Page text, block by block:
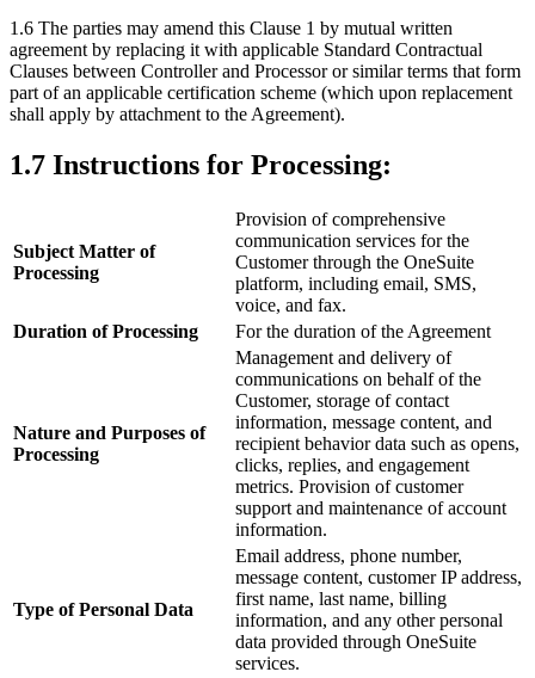
1.6 The parties may amend this Clause 1 by mutual written
agreement by replacing it with applicable Standard Contractual
Clauses between Controller and Processor or similar terms that form
part of an applicable certification scheme (which upon replacement
shall apply by attachment to the Agreement).
1.7 Instructions for Processing:
Subject Matter of
Processing
Provision of comprehensive
communication services for the
Customer through the OneSuite
platform, including email, SMS,
voice, and fax.
Duration of Processing
For the duration of the Agreement
Nature and Purposes of
Processing
Management and delivery of
communications on behalf of the
Customer, storage of contact
information, message content, and
recipient behavior data such as opens,
clicks, replies, and engagement
metrics. Provision of customer
support and maintenance of account
information.
Type of Personal Data
Email address, phone number,
message content, customer IP address,
first name, last name, billing
information, and any other personal
data provided through OneSuite
services.